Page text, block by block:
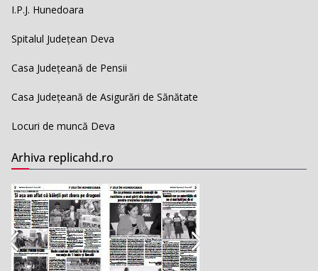
I.P.J. Hunedoara
Spitalul Județean Deva
Casa Județeană de Pensii
Casa Județeană de Asigurări de Sănătate
Locuri de muncă Deva
Arhiva replicahd.ro